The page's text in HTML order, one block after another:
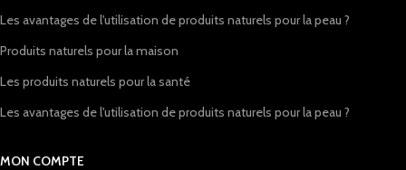
Les avantages de l'utilisation de produits naturels pour la peau ?
Produits naturels pour la maison
Les produits naturels pour la santé
Les avantages de l'utilisation de produits naturels pour la peau ?
MON COMPTE